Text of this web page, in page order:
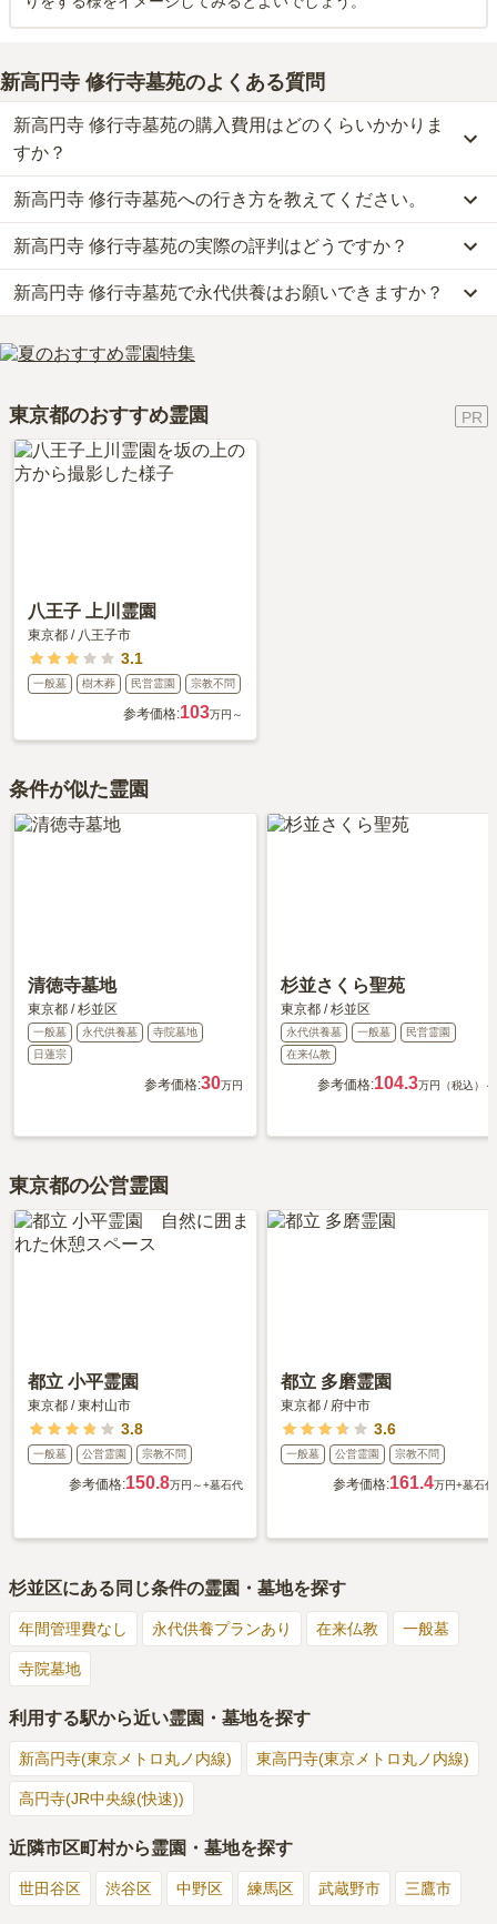
新高円寺 修行寺墓苑のよくある質問
新高円寺 修行寺墓苑の購入費用はどのくらいかかりま
すか？
新高円寺 修行寺墓苑では、一般墓が約120万円から、永代供養墓が
約10万円からお求めいただけます。
なお、新高円寺 修行寺墓苑がある東京都の相場は、一般墓が約971
万円（墓石代別途）、永代供養墓が約49万円です。
お墓は、価格が高いものがよい、安いものが悪い、という訳ではあ
きる場所を選ぶことです。
新高円寺 修行寺墓苑への行き方を教えてください。
公共交通機関の場合、丸の内線「新高円寺駅」から徒歩7分です。
車の場合、中央自動車道「高井戸インター」から車で約14分です。
詳しいルートや地図は、本ページの「地図・交通アクセス」欄をご
確認ください。
新高円寺 修行寺墓苑の実際の評判はどうですか？
新高円寺 修行寺墓苑の口コミはまだ投稿されておりません。
口コミはあくまで一つの目安です。資料請求や現地見学を通して、
ご自身の目で雰囲気を確認してみることをおすすめします。
新高円寺 修行寺墓苑で永代供養はお願いできますか？
はい、新高円寺 修行寺墓苑は永代供養に対応しています。
費用は、約10万円からとなっております。
49万円です。
永代供養について詳しく知りたい方は『
解説！』をご覧ください。
東京都のおすすめ霊園
八王子 上川霊園
東京都 / 八王子市
3.1
一般墓 樹木葬 民営霊園 宗教不問
参考価格:103万円～
条件が似た霊園
清徳寺墓地
東京都 /杉並区
一般墓 永代供養墓
寺院墓地
日蓮宗
参考価格:30万円
杉並さくら聖苑
東京都 /杉並区
永代供養墓 一般墓
民営霊園
在来仏教
参考価格:104.3万円（税込）～
東京都の公営霊園
都立 小平霊園
東京都 /東村山市
3.8
一般墓 公営霊園 宗教不問
参考価格:150.8万円～+墓石代
都立 多磨霊園
東京都 / 府中市
3.6
一般墓 公営霊園 宗教不問
参考価格:161.4万円+墓石代
杉並区にある同じ条件の霊園・墓地を探す
年間管理費なし 永代供養プランあり 在来仏教 一般墓
寺院墓地
利用する駅から近い霊園・墓地を探す
新高円寺(東京メトロ丸ノ内線) 東高円寺(東京メトロ丸ノ内線)
高円寺(JR中央線(快速))
近隣市区町村から霊園・墓地を探す
世田谷区 渋谷区 中野区 練馬区 武蔵野市 三鷹市